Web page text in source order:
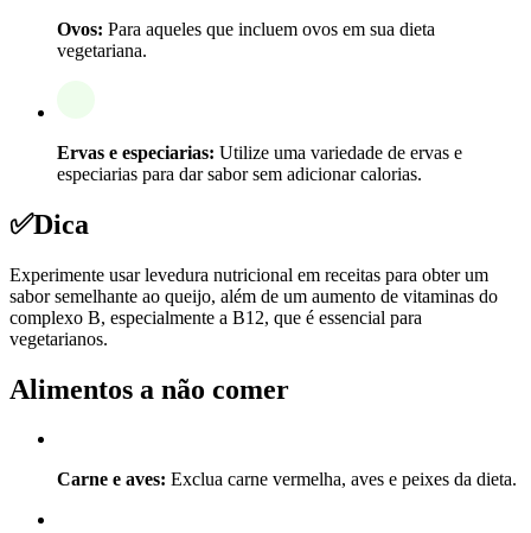
Ovos: Para aqueles que incluem ovos em sua dieta
vegetariana.
Ervas e especiarias: Utilize uma variedade de ervas e
especiarias para dar sabor sem adicionar calorias.
✅Dica
Experimente usar levedura nutricional em receitas para obter um
sabor semelhante ao queijo, além de um aumento de vitaminas do
complexo B, especialmente a B12, que é essencial para
vegetarianos.
Alimentos a não comer
Carne e aves: Exclua carne vermelha, aves e peixes da dieta.